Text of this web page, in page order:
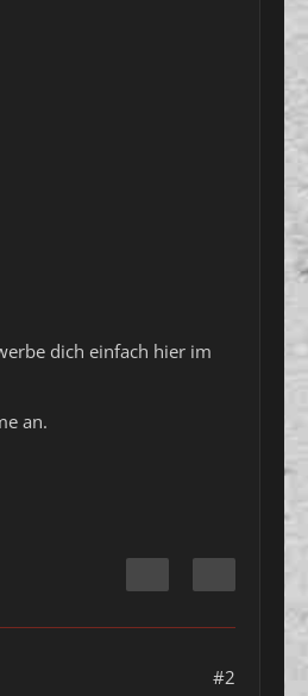
dich einfach hier im
an.
#2